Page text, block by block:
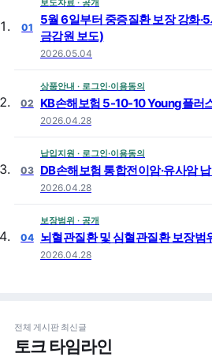
01
5월 6일부터 중증질환 보장 강화
금감원 보도)
2026.05.04
02
상품안내 · 로그인·이용동의
KB손해보험 5-10-10 Young플러
2026.04.28
03
납입지원 · 로그인·이용동의
DB손해보험 통합전이암·유사암
2026.04.28
04
보장범위 · 공개
뇌혈관질환 및 심혈관질환 보장범
2026.04.28
전체 게시판 최신글
토크 타임라인